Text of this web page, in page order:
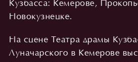
Кузбасса: Кемерове,
Новокузнецке.
На сцене Театра драмы
Луначарского в Кемерове